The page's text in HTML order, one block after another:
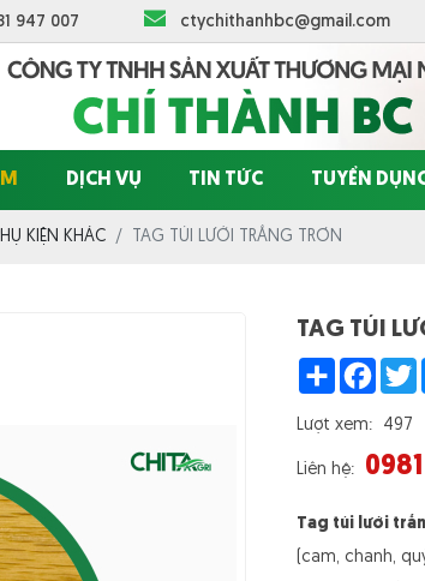
947 007 ctychithanhbc@gmail.com
DỊCH VỤ TIN TỨC TUYỂN
KIỆN KHÁC TAG TÚI LƯỚI TRẮNG TRƠN
TAG TÚI
Share
Lượt xem: 497
Liên hệ:
Tag túi lưới
(cam, chanh,